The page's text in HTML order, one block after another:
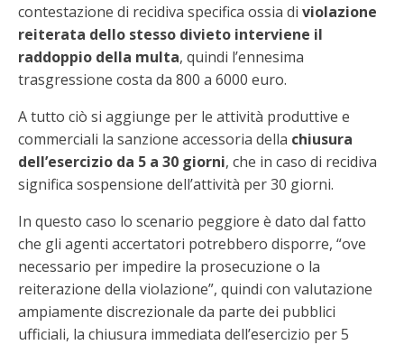
contestazione di recidiva specifica ossia di violazione
reiterata dello stesso divieto interviene il
raddoppio della multa, quindi l’ennesima
trasgressione costa da 800 a 6000 euro.
A tutto ciò si aggiunge per le attività produttive e
commerciali la sanzione accessoria della chiusura
dell’esercizio da 5 a 30 giorni, che in caso di recidiva
significa sospensione dell’attività per 30 giorni.
In questo caso lo scenario peggiore è dato dal fatto
che gli agenti accertatori potrebbero disporre, “ove
necessario per impedire la prosecuzione o la
reiterazione della violazione”, quindi con valutazione
ampiamente discrezionale da parte dei pubblici
ufficiali, la chiusura immediata dell’esercizio per 5